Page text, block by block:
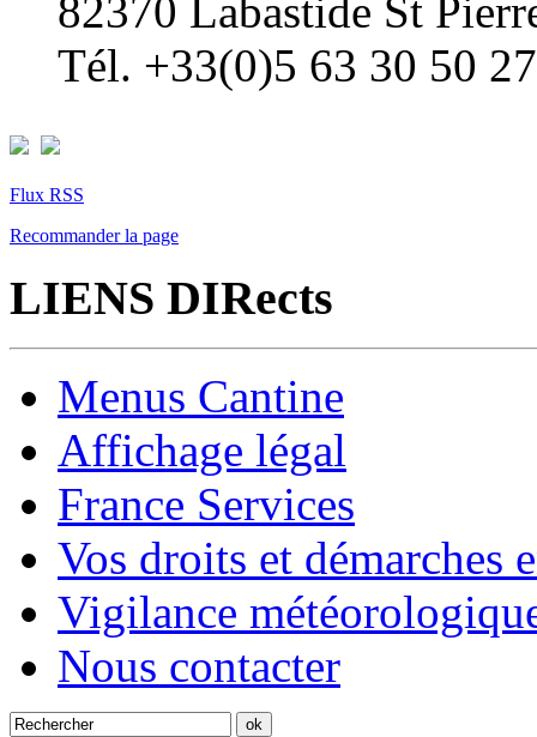
82370 Labastide St
Tél. +33(0)5 63 30 50 27
Flux RSS
Recommander la page
LIENS DIRects
Menus Cantine
Affichage légal
France Services
Vos droits et démarches
Vigilance
Nous contacter